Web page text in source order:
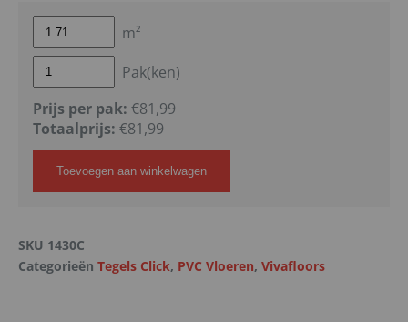
m²
Pak(ken)
Prijs per pak: €81,99
Totaalprijs: €81,99
Toevoegen aan winkelwagen
SKU 1430C
Categorieën Tegels Click, PVC Vloeren, Vivafloors